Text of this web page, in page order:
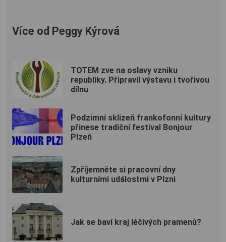
Více od Peggy Kýrová
TOTEM zve na oslavy vzniku
republiky. Připravil výstavu i tvořivou
dílnu
Podzimní sklizeň frankofonní kultury
přinese tradiční festival Bonjour
Plzeň
Zpříjemněte si pracovní dny
kulturními událostmi v Plzni
Jak se baví kraj léčivých pramenů?